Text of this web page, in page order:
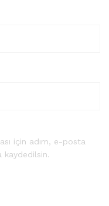
için adım, e-posta
kaydedilsin.